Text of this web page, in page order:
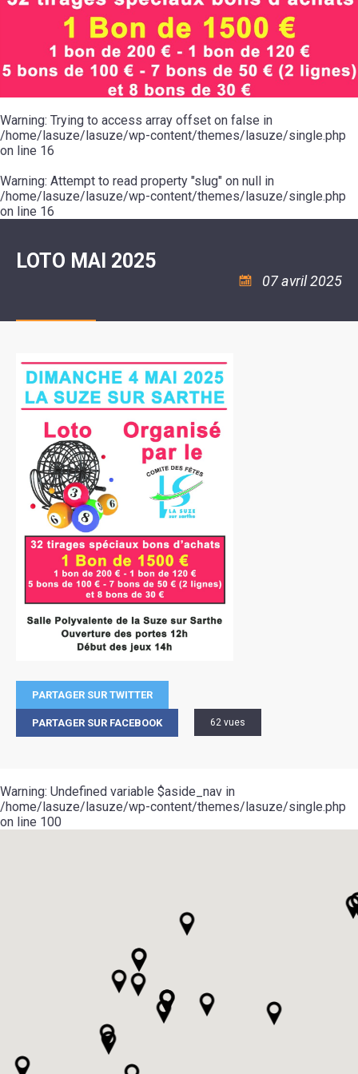
20ÈME
RÉUNIONS
ARRÊTÉS
ET
DÉCISIONS
MAIRE
MOT
DE
LA
MINORITÉ
COLLÈGE
ESPACE
11
18
:
ASSOCIATION
COULÉE
DOUCE
ENVIRONNEMENT
L'ASSAINISSEMENT
LA
AUTONOMIE
LE
CCAS
LA
POLICE
SÉCURITÉ
/
RISQUES
MAJEURS
DE
COMMUNAUTAIRE
DANSE
ASSOCIATIONS
VOIE
DÉCOUVERTES
LES
LE
POUR
CAMPING-
CARS
TENTES
CARAVANES
LA
HALTE
FLUVIALE
LA
SUZE
Warning: Trying to access array offset on false in
/home/lasuze/lasuze/wp-content/themes/lasuze/single.php
on line 16
Warning: Attempt to read property "slug" on null in
/home/lasuze/lasuze/wp-content/themes/lasuze/single.php
on line 16
LOTO MAI 2025
07 avril 2025
PARTAGER SUR TWITTER
PARTAGER SUR FACEBOOK 62 vues
Warning: Undefined variable $aside_nav in
/home/lasuze/lasuze/wp-content/themes/lasuze/single.php
on line 100